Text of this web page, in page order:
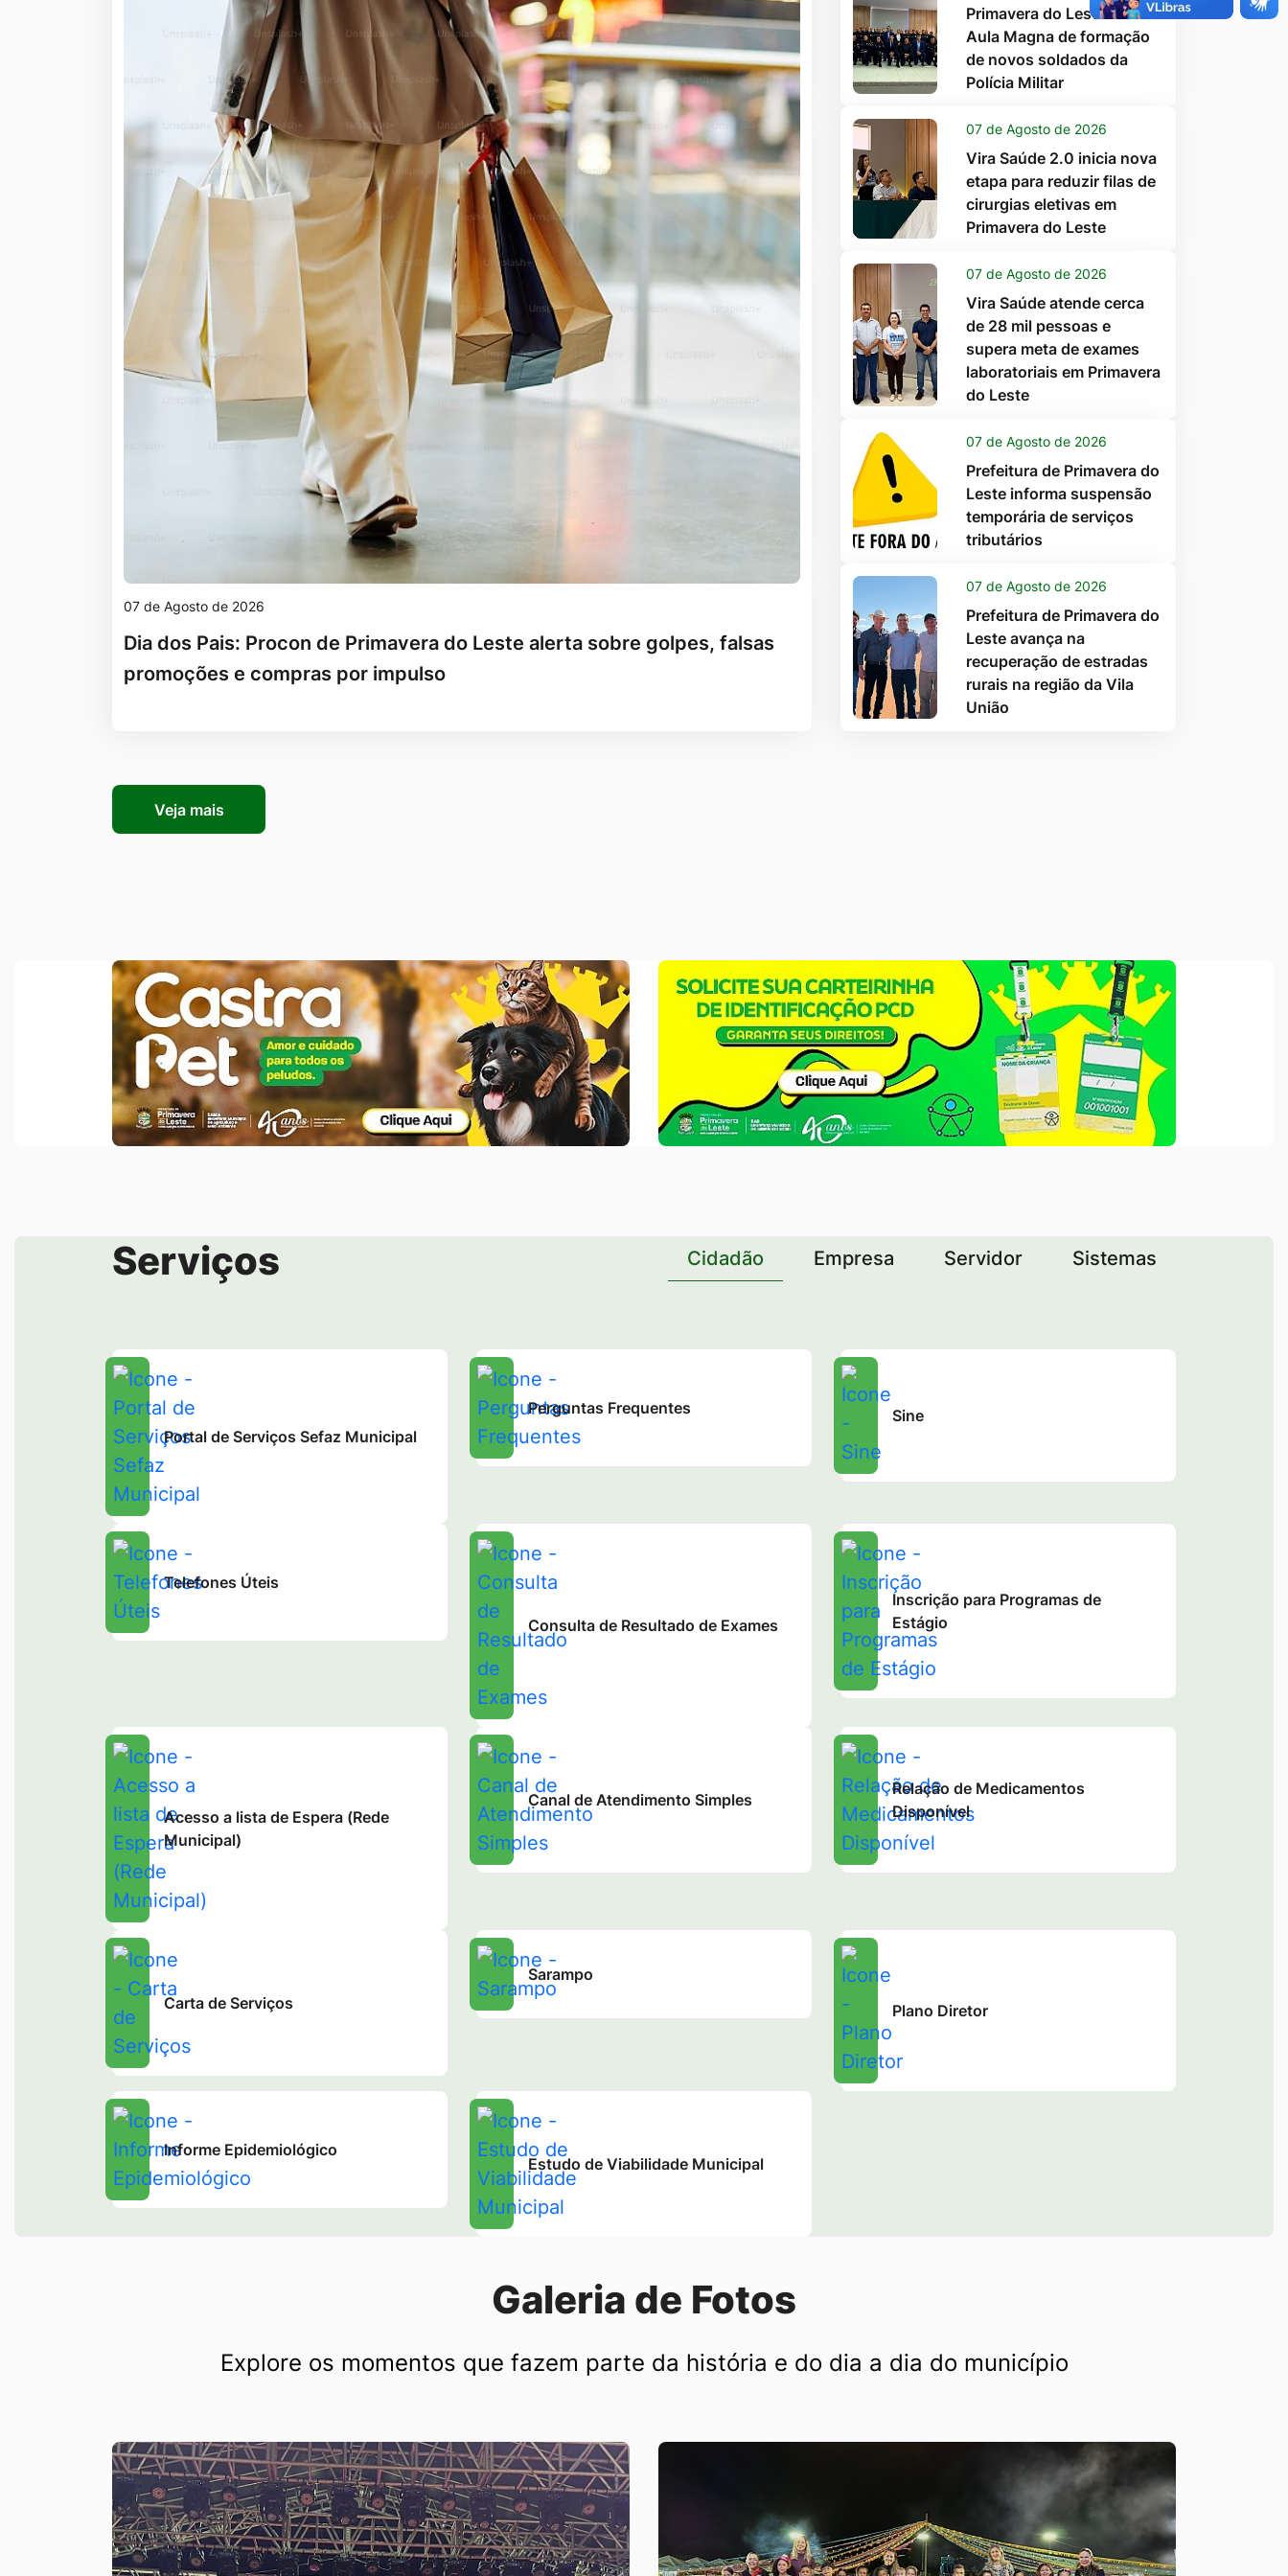
07 de Agosto de 2026
Dia dos Pais: Procon de Primavera do Leste alerta sobre golpes, falsas
promoções e compras por impulso
Primavera do Leste recebe
Aula Magna de formação
de novos soldados da
Polícia Militar
07 de Agosto de 2026
Vira Saúde 2.0 inicia nova
etapa para reduzir filas de
cirurgias eletivas em
Primavera do Leste
07 de Agosto de 2026
Vira Saúde atende cerca
de 28 mil pessoas e
supera meta de exames
laboratoriais em Primavera
do Leste
07 de Agosto de 2026
Prefeitura de Primavera do
Leste informa suspensão
temporária de serviços
tributários
07 de Agosto de 2026
Prefeitura de Primavera do
Leste avança na
recuperação de estradas
rurais na região da Vila
União
Veja mais
Banner Duplo Acima de Notícias
Banner
Castra
Pet
Banner
Careirinha
Seção de ServiçosServiços Cidadão Empresa Servidor Sistemas
Portal de Serviços Sefaz Municipal
Perguntas Frequentes Sine
Telefones Úteis
Consulta de Resultado de Exames
Inscrição para Programas de
Estágio
Acesso a lista de Espera (Rede
Municipal)
Canal de Atendimento Simples
Relação de Medicamentos
Disponível
Carta de Serviços
Sarampo
Plano Diretor
Informe Epidemiológico
Estudo de Viabilidade Municipal
Galeria de Fotos
Explore os momentos que fazem parte da história e do dia a dia do município